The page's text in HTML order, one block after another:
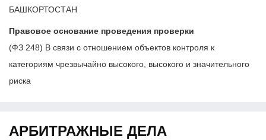
БАШКОРТОСТАН
Правовое основание проведения проверки
(ФЗ 248) В связи с отношением объектов контроля к
категориям чрезвычайно высокого, высокого и значительного
риска
АРБИТРАЖНЫЕ ДЕЛА